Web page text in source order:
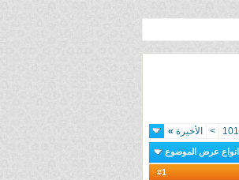
101
> الأخيرة »
انواع عرض الموضوع
1